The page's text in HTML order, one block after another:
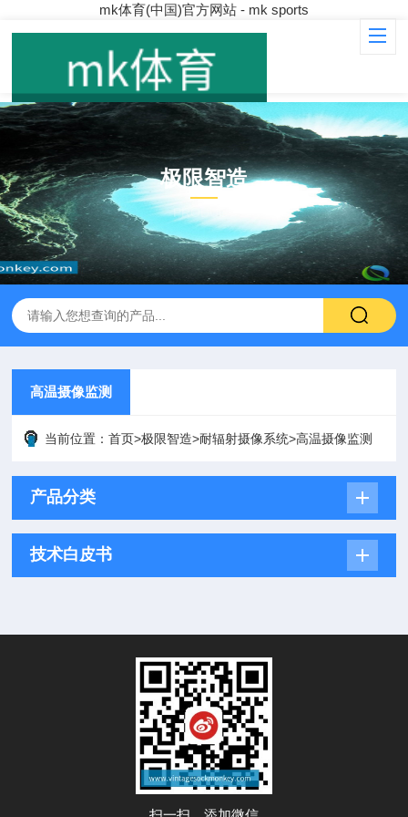
mk体育(中国)官方网站 - mk sports
极限智造
PRODUCT
高温摄像监测
当前位置：首页>极限智造>耐辐射摄像系统>高温摄像监测
产品分类
技术白皮书